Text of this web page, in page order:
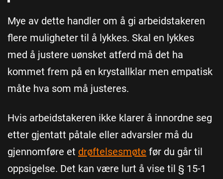
Mye av dette handler om å gi arbeidstakeren
flere muligheter til å lykkes. Skal en lykkes
med å justere uønsket atferd må det ha
kommet frem på en krystallklar men empatisk
måte hva som må justeres.
Hvis arbeidstakeren ikke klarer å innordne seg
etter gjentatt påtale eller advarsler må du
gjennomføre et drøftelsesmøte før du går til
oppsigelse. Det kan være lurt å vise til § 15-1